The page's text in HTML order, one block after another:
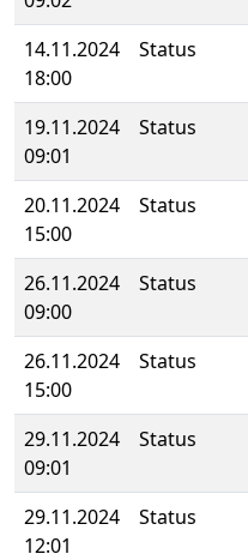
14.11.2024
18:00
Status
19.11.2024
09:01
Status
20.11.2024
15:00
Status
26.11.2024
09:00
Status
26.11.2024
15:00
Status
29.11.2024
09:01
Status
29.11.2024
12:01
Status